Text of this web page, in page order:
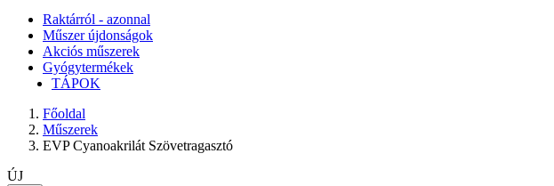
Raktárról - azonnal
Műszer újdonságok
Akciós műszerek
Gyógytermékek
TÁPOK
Főoldal
Műszerek
EVP Cyanoakrilát Szövetragasztó
ÚJ